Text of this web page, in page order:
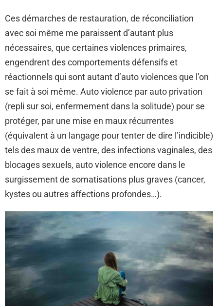
Ces démarches de restauration, de réconciliation
avec soi même me paraissent d’autant plus
nécessaires, que certaines violences primaires,
engendrent des comportements défensifs et
réactionnels qui sont autant d’auto violences que l’on
se fait à soi même. Auto violence par auto privation
(repli sur soi, enfermement dans la solitude) pour se
protéger, par une mise en maux récurrentes
(équivalent à un langage pour tenter de dire l’indicible)
tels des maux de ventre, des infections vaginales, des
blocages sexuels, auto violence encore dans le
surgissement de somatisations plus graves (cancer,
kystes ou autres affections profondes…).